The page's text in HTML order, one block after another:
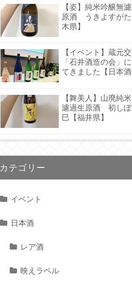
【姿】純米吟醸無
原酒 うきよすが
木県】
【イベント】蔵元
「石井酒造の会」
てきました【日本酒
【舞美人】山廃純
濾過生原酒 初し
巳【福井県】
カテゴリー
イベント
日本酒
レア酒
映えラベル